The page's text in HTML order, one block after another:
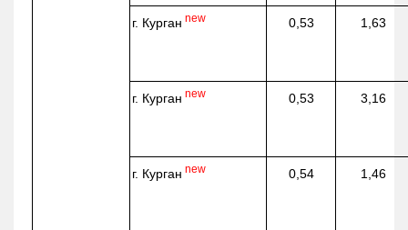
г. Курган new 0,53 1,63
г. Курган new 0,53 3,16
г. Курган new 0,54 1,46